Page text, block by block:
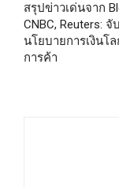
สรุปข่าวเด่นจาก
CNBC, Reuters: จั
นโยบายการเงินโ
การค้า